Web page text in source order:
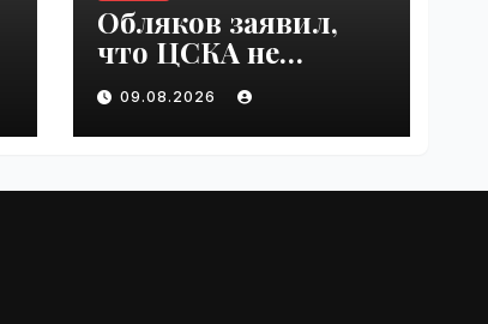
Обляков заявил,
что ЦСКА не
хватает Акинфеева
| VseTime.ru
09.08.2026